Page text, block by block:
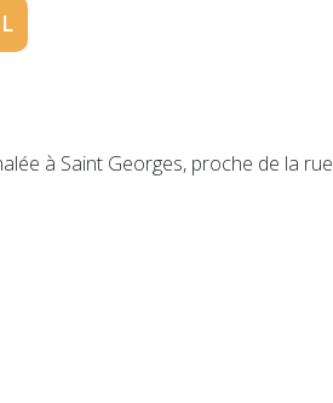
à Saint Georges, proche de la rue